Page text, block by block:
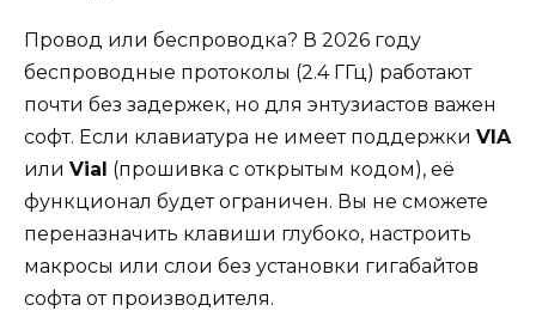
Провод или беспроводка? В 2026 году
беспроводные протоколы (2.4 ГГц) работают
почти без задержек, но для энтузиастов важен
софт. Если клавиатура не имеет поддержки VIA
или Vial (прошивка с открытым кодом), её
функционал будет ограничен. Вы не сможете
переназначить клавиши глубоко, настроить
макросы или слои без установки гигабайтов
софта от производителя.